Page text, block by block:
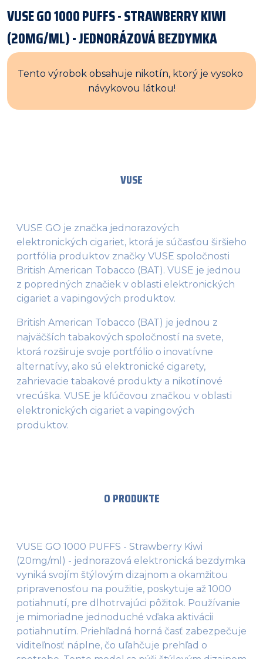
VUSE GO 1000 PUFFS - STRAWBERRY KIWI
(20MG/ML) - JEDNORÁZOVÁ BEZDYMKA
Tento výrobok obsahuje nikotín, ktorý je vysoko
návykovou látkou!
VUSE
VUSE GO je značka jednorazových
elektronických cigariet, ktorá je súčasťou širšieho
portfólia produktov značky VUSE spoločnosti
British American Tobacco (BAT). VUSE je jednou
z popredných značiek v oblasti elektronických
cigariet a vapingových produktov.
British American Tobacco (BAT) je jednou z
najväčších tabakových spoločností na svete,
ktorá rozširuje svoje portfólio o inovatívne
alternatívy, ako sú elektronické cigarety,
zahrievacie tabakové produkty a nikotínové
vrecúška. VUSE je kľúčovou značkou v oblasti
elektronických cigariet a vapingových
produktov.
O PRODUKTE
VUSE GO 1000 PUFFS - Strawberry Kiwi
(20mg/ml) - jednorazová elektronická bezdymka
vyniká svojím štýlovým dizajnom a okamžitou
pripravenosťou na použitie, poskytuje až 1000
potiahnutí, pre dlhotrvajúci pôžitok. Používanie
je mimoriadne jednoduché vďaka aktivácii
potiahnutím. Priehľadná horná časť zabezpečuje
viditeľnosť náplne, čo uľahčuje prehľad o